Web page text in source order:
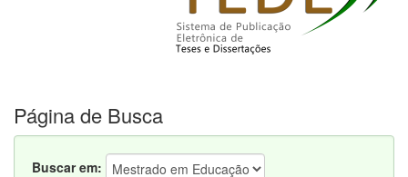
Página de Busca
Buscar em: